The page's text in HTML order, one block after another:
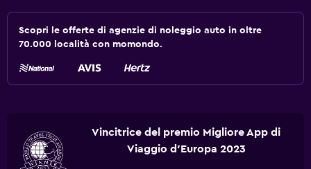
Scopri le offerte di agenzie di noleggio auto in oltre
70.000 località con momondo.
Vincitrice del premio Migliore App di
Viaggio d'Europa 2023